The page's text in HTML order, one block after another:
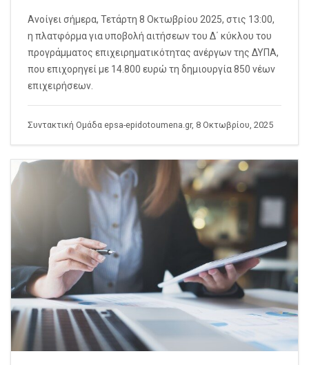
Ανοίγει σήμερα, Τετάρτη 8 Οκτωβρίου 2025, στις 13:00,
η πλατφόρμα για υποβολή αιτήσεων του Δ΄ κύκλου του
προγράμματος επιχειρηματικότητας ανέργων της ΔΥΠΑ,
που επιχορηγεί με 14.800 ευρώ τη δημιουργία 850 νέων
επιχειρήσεων.
Συντακτική Ομάδα epsa-epidotoumena.gr, 8 Οκτωβρίου, 2025